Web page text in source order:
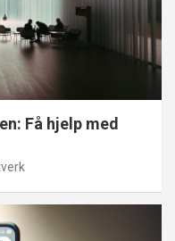
Få hjelp med